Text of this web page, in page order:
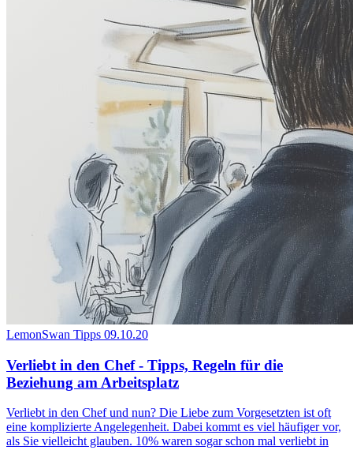
LemonSwan Tipps 09.10.20
Verliebt in den Chef - Tipps, Regeln für die
Beziehung am Arbeitsplatz
Verliebt in den Chef und nun? Die Liebe zum Vorgesetzten ist oft
eine komplizierte Angelegenheit. Dabei kommt es viel häufiger vor,
als Sie vielleicht glauben. 10% waren sogar schon mal verliebt in